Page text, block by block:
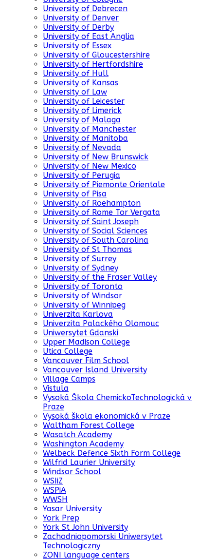
University of Debrecen
University of Denver
University of Derby
University of East Anglia
University of Essex
University of Gloucestershire
University of Hertfordshire
University of Hull
University of Kansas
University of Law
University of Leicester
University of Limerick
University of Malaga
University of Manchester
University of Manitoba
University of Nevada
University of New Brunswick
University of New Mexico
University of Perugia
University of Piemonte Orientale
University of Pisa
University of Roehampton
University of Rome Tor Vergata
University of Saint Joseph
University of Social Sciences
University of South Carolina
University of St Thomas
University of Surrey
University of Sydney
University of the Fraser Valley
University of Toronto
University of Windsor
University of Winnipeg
Univerzita Karlova
Univerzita Palackého Olomouc
Uniwersytet Gdanski
Upper Madison College
Utica College
Vancouver Film School
Vancouver Island University
Village Camps
Vistula
Vysoká Škola ChemickoTechnologická v
Praze
Vysoká škola ekonomická v Praze
Waltham Forest College
Wasatch Academy
Washington Academy
Welbeck Defence Sixth Form College
Wilfrid Laurier University
Windsor School
WSIiZ
WSPiA
WWSH
Yasar University
York Prep
York St John University
Zachodniopomorski Uniwersytet
Technologiczny
ZONI language centers